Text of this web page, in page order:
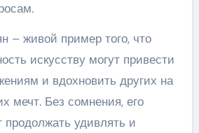
– живой пример того, что
искусству могут привести
и вдохновить других на
мечт. Без сомнения, его
продолжать удивлять и